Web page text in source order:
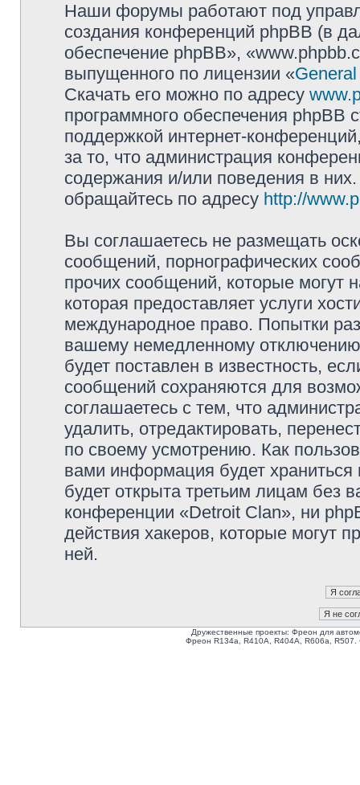
Наши форумы работают под
создания конференций phpBB (в
обеспечение phpBB»,
выпущенного по лицензии «
Скачать его можно по адресу
программного обеспечения phpBB
поддержкой интернет-
за то, что администрация
содержания и/или поведения в
обращайтесь по адресу http://
Вы соглашаетесь не размещать
сообщений, порнографических
прочих сообщений, которые могут
которая предоставляет услуги
международное право. Попытки
вашему немедленному
будет поставлен в известность,
сообщений сохраняются для
соглашаетесь с тем, что
удалить, отредактировать,
по своему усмотрению. Как
вами информация будет
будет открыта третьим лицам без
конференции «Detroit Clan», ни
действия хакеров, которые могут
ней.
Дружественные проекты: Фреон для
Фреон R134a, R410A, R404A, R606a,